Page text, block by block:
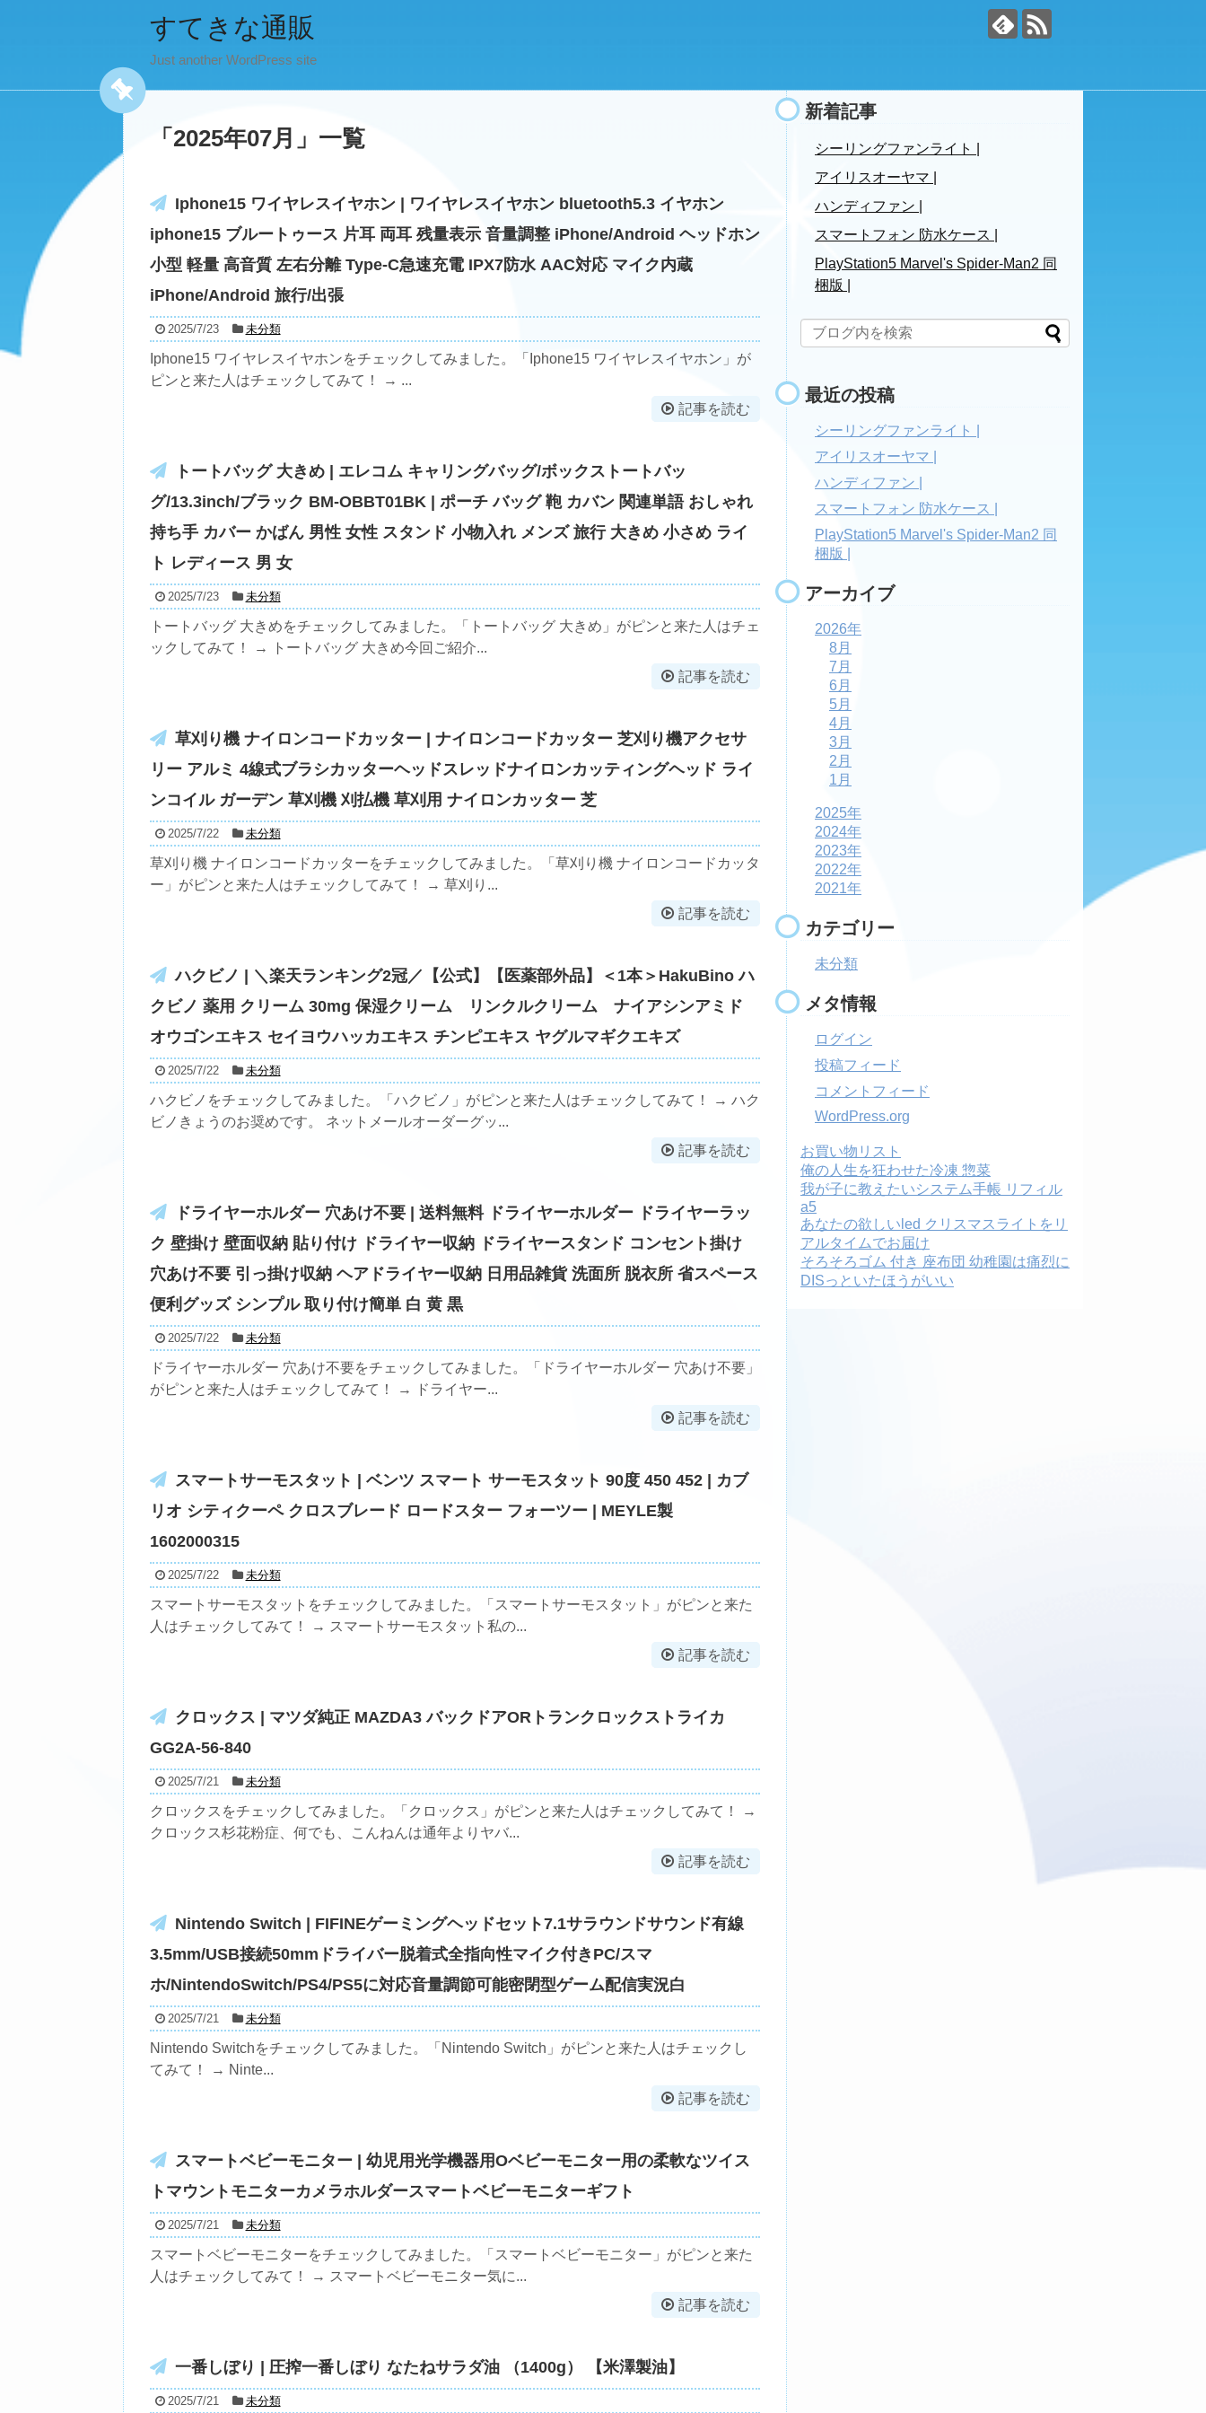
すてきな通販
Just another WordPress site
「 2025年07月 」 一覧
Iphone15 ワイヤレスイヤホン | ワイヤレスイヤホン bluetooth5.3 イヤホン
iphone15 ブルートゥース 片耳 両耳 残量表示 音量調整 iPhone/Android ヘッドホン
小型 軽量 高音質 左右分離 Type‐C急速充電 IPX7防水 AAC対応 マイク内蔵
iPhone/Android 旅行/出張
2025/7/23 未分類
Iphone15 ワイヤレスイヤホンをチェックしてみました。「Iphone15 ワイヤレスイヤホン」が
ピンと来た人はチェックしてみて！ → ...
記事を読む
トートバッグ 大きめ | エレコム キャリングバッグ/ボックストートバッ
グ/13.3inch/ブラック BM-OBBT01BK | ポーチ バッグ 鞄 カバン 関連単語 おしゃれ
持ち手 カバー かばん 男性 女性 スタンド 小物入れ メンズ 旅行 大きめ 小さめ ライ
ト レディース 男 女
2025/7/23 未分類
トートバッグ 大きめをチェックしてみました。「トートバッグ 大きめ」がピンと来た人はチェ
ックしてみて！ → トートバッグ 大きめ今回ご紹介...
記事を読む
草刈り機 ナイロンコードカッター | ナイロンコードカッター 芝刈り機アクセサ
リー アルミ 4線式ブラシカッターヘッドスレッドナイロンカッティングヘッド ライ
ンコイル ガーデン 草刈機 刈払機 草刈用 ナイロンカッター 芝
2025/7/22 未分類
草刈り機 ナイロンコードカッターをチェックしてみました。「草刈り機 ナイロンコードカッタ
ー」がピンと来た人はチェックしてみて！ → 草刈り...
記事を読む
ハクビノ | ＼楽天ランキング2冠／【公式】【医薬部外品】＜1本＞HakuBino ハ
クビノ 薬用 クリーム 30mg 保湿クリーム リンクルクリーム ナイアシンアミド
オウゴンエキス セイヨウハッカエキス チンピエキス ヤグルマギクエキズ
2025/7/22 未分類
ハクビノをチェックしてみました。「ハクビノ」がピンと来た人はチェックしてみて！ → ハク
ビノきょうのお奨めです。 ネットメールオーダーグッ...
記事を読む
ドライヤーホルダー 穴あけ不要 | 送料無料 ドライヤーホルダー ドライヤーラッ
ク 壁掛け 壁面収納 貼り付け ドライヤー収納 ドライヤースタンド コンセント掛け
穴あけ不要 引っ掛け収納 ヘアドライヤー収納 日用品雑貨 洗面所 脱衣所 省スペース
便利グッズ シンプル 取り付け簡単 白 黄 黒
2025/7/22 未分類
ドライヤーホルダー 穴あけ不要をチェックしてみました。「ドライヤーホルダー 穴あけ不要」
がピンと来た人はチェックしてみて！ → ドライヤー...
記事を読む
スマートサーモスタット | ベンツ スマート サーモスタット 90度 450 452 | カブ
リオ シティクーペ クロスブレード ロードスター フォーツー | MEYLE製
1602000315
2025/7/22 未分類
スマートサーモスタットをチェックしてみました。「スマートサーモスタット」がピンと来た
人はチェックしてみて！ → スマートサーモスタット私の...
記事を読む
クロックス | マツダ純正 MAZDA3 バックドアORトランクロックストライカ
GG2A-56-840
2025/7/21 未分類
クロックスをチェックしてみました。「クロックス」がピンと来た人はチェックしてみて！ →
クロックス杉花粉症、何でも、こんねんは通年よりヤバ...
記事を読む
Nintendo Switch | FIFINEゲーミングヘッドセット7.1サラウンドサウンド有線
3.5mm/USB接続50mmドライバー脱着式全指向性マイク付きPC/スマ
ホ/NintendoSwitch/PS4/PS5に対応音量調節可能密閉型ゲーム配信実況白
2025/7/21 未分類
Nintendo Switchをチェックしてみました。「Nintendo Switch」がピンと来た人はチェックし
てみて！ → Ninte...
記事を読む
スマートベビーモニター | 幼児用光学機器用Oベビーモニター用の柔軟なツイス
トマウントモニターカメラホルダースマートベビーモニターギフト
2025/7/21 未分類
スマートベビーモニターをチェックしてみました。「スマートベビーモニター」がピンと来た
人はチェックしてみて！ → スマートベビーモニター気に...
記事を読む
一番しぼり | 圧搾一番しぼり なたねサラダ油 （1400g） 【米澤製油】
2025/7/21 未分類
新着記事
シーリングファンライト |
アイリスオーヤマ |
ハンディファン |
スマートフォン 防水ケース |
PlayStation5 Marvel's Spider-Man2 同
梱版 |
最近の投稿
シーリングファンライト |
アイリスオーヤマ |
ハンディファン |
スマートフォン 防水ケース |
PlayStation5 Marvel's Spider-Man2 同
梱版 |
アーカイブ
2026年
8月
7月
6月
5月
4月
3月
2月
1月
2025年
2024年
2023年
2022年
2021年
カテゴリー
未分類
メタ情報
ログイン
投稿フィード
コメントフィード
WordPress.org
お買い物リスト
俺の人生を狂わせた冷凍 惣菜
我が子に教えたいシステム手帳 リフィル
a5
あなたの欲しいled クリスマスライトをリ
アルタイムでお届け
そろそろゴム 付き 座布団 幼稚園は痛烈に
DISっといたほうがいい